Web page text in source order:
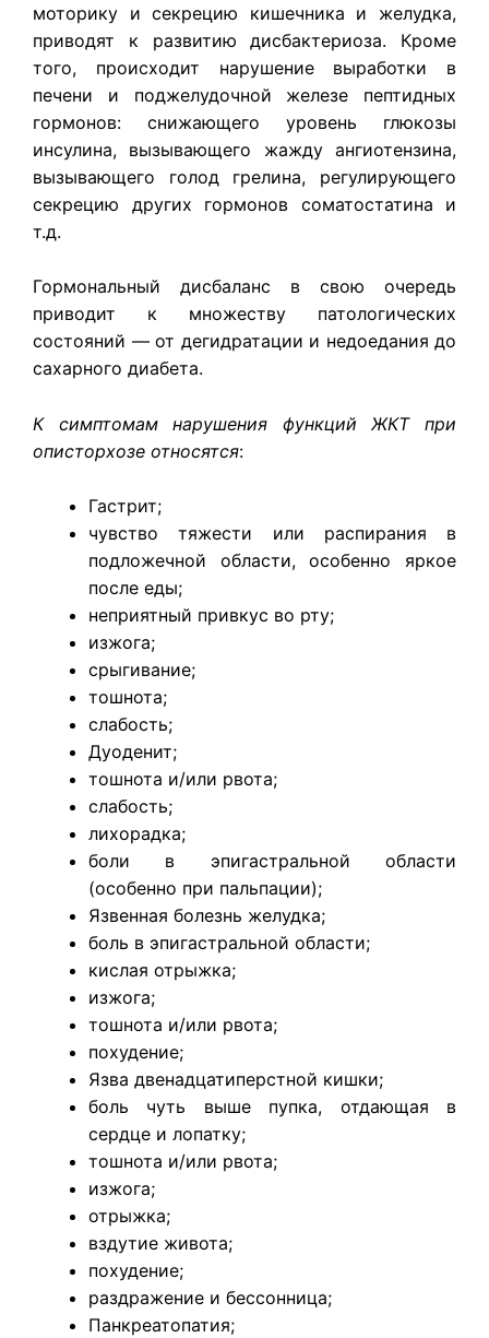
моторику и секрецию кишечника и желудка,
приводят к развитию дисбактериоза. Кроме
того, происходит нарушение выработки в
печени и поджелудочной железе пептидных
гормонов: снижающего уровень глюкозы
инсулина, вызывающего жажду ангиотензина,
вызывающего голод грелина, регулирующего
секрецию других гормонов соматостатина и
т.д.
Гормональный дисбаланс в свою очередь
приводит к множеству патологических
состояний — от дегидратации и недоедания до
сахарного диабета.
К симптомам нарушения функций ЖКТ при
описторхозе относятся:
Гастрит;
чувство тяжести или распирания в
подложечной области, особенно яркое
после еды;
неприятный привкус во рту;
изжога;
срыгивание;
тошнота;
слабость;
Дуоденит;
тошнота и/или рвота;
слабость;
лихорадка;
боли в эпигастральной области
(особенно при пальпации);
Язвенная болезнь желудка;
боль в эпигастральной области;
кислая отрыжка;
изжога;
тошнота и/или рвота;
похудение;
Язва двенадцатиперстной кишки;
боль чуть выше пупка, отдающая в
сердце и лопатку;
тошнота и/или рвота;
изжога;
отрыжка;
вздутие живота;
похудение;
раздражение и бессонница;
Панкреатопатия;